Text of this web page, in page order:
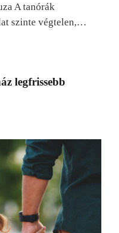
A tanórák
szinte végtelen,…
legfrissebb